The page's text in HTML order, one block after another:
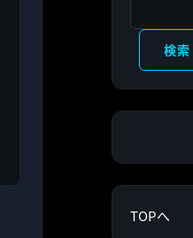
検索
TOPへ